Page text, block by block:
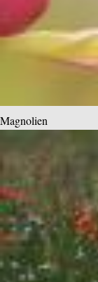
Magnolien